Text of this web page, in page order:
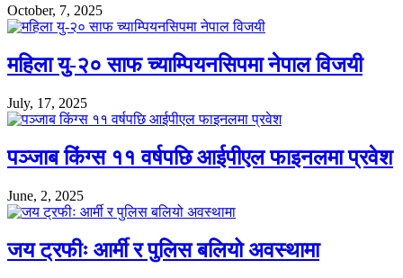
October, 7, 2025
महिला यु-२० साफ च्याम्पियनसिपमा नेपाल विजयी
July, 17, 2025
पञ्जाब किंग्स ११ वर्षपछि आईपीएल फाइनलमा प्रवेश
June, 2, 2025
जय ट्रफीः आर्मी र पुलिस बलियो अवस्थामा